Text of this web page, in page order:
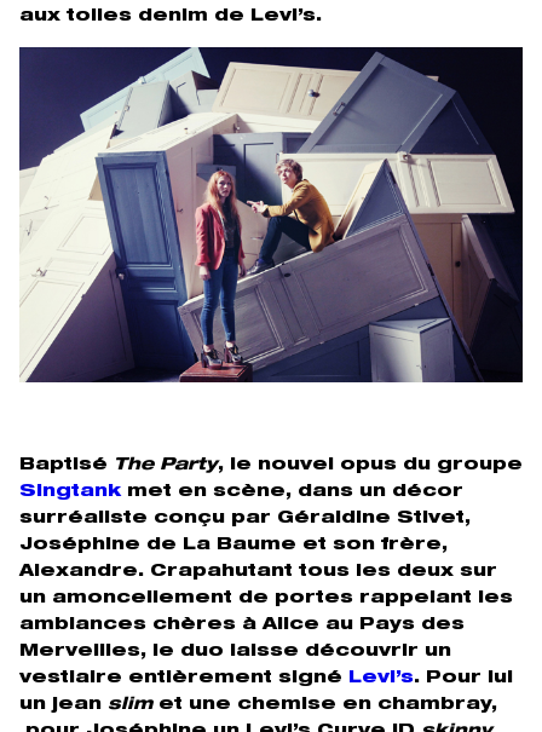
aux toiles denim de Levi’s.
Baptisé The Party, le nouvel opus du groupe
Singtankmet en scène, dans un décor
surréaliste conçu par Géraldine Stivet,
Joséphine de La Baume et son frère,
Alexandre. Crapahutant tous les deux sur
un amoncellement de portes rappelant les
ambiances chères à Alice au Pays des
Merveilles, le duo laisse découvrir un
vestiaire entièrement signé Levi’s. Pour lui
un jean slimet une chemise en chambray,